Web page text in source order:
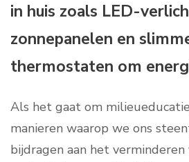
in huis zoals LED-
zonnepanelen en
thermostaten om
Als het gaat om
manieren waarop we ons
bijdragen aan het verminderen